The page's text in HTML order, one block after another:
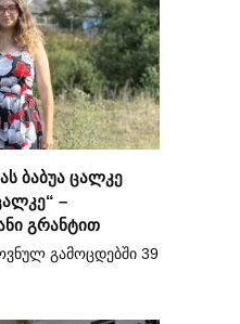
ბაბუა ცალკე
–
გრანტით
გამოცდებში 39